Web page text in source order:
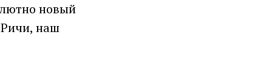
новый
Ричи, наш